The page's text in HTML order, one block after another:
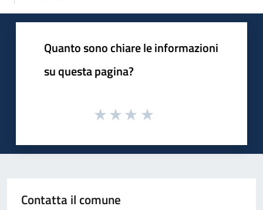
Quanto sono chiare le informazioni
su questa pagina?
Contatta il comune